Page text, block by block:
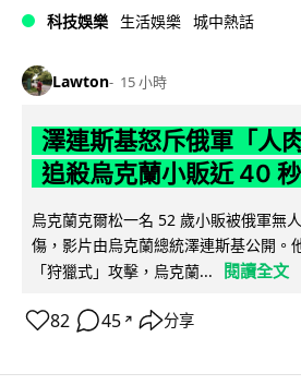
科技娛樂 生活娛樂 城中熱話
Lawton 15 小時
澤連斯基怒斥俄軍「人
追殺烏克蘭小販近 40
烏克蘭克爾松一名 52 歲小販被俄軍無
傷，影片由烏克蘭總統澤連斯基公開。
「狩獵式」攻擊，烏克蘭...
閱讀全文
82 45 ↗ 分享